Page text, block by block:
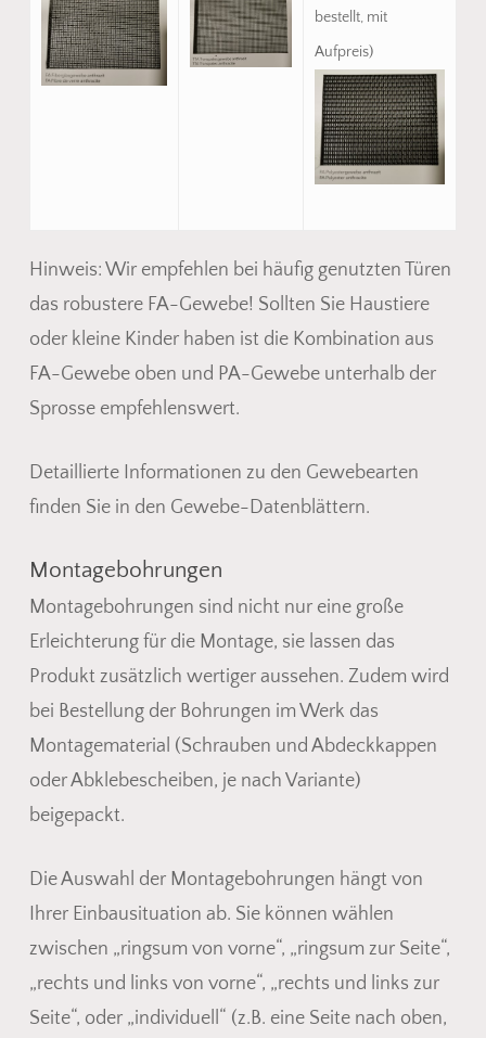
bestellt, mit
Aufpreis)
Hinweis: Wir empfehlen bei häufig genutzten Türen
das robustere FA-Gewebe! Sollten Sie Haustiere
oder kleine Kinder haben ist die Kombination aus
FA-Gewebe oben und PA-Gewebe unterhalb der
Sprosse empfehlenswert.
Detaillierte Informationen zu den Gewebearten
finden Sie in den Gewebe-Datenblättern.
Montagebohrungen
Montagebohrungen sind nicht nur eine große
Erleichterung für die Montage, sie lassen das
Produkt zusätzlich wertiger aussehen. Zudem wird
bei Bestellung der Bohrungen im Werk das
Montagematerial (Schrauben und Abdeckkappen
oder Abklebescheiben, je nach Variante)
beigepackt.
Die Auswahl der Montagebohrungen hängt von
Ihrer Einbausituation ab. Sie können wählen
zwischen „ringsum von vorne“, „ringsum zur Seite“,
„rechts und links von vorne“, „rechts und links zur
Seite“, oder „individuell“ (z.B. eine Seite nach oben,